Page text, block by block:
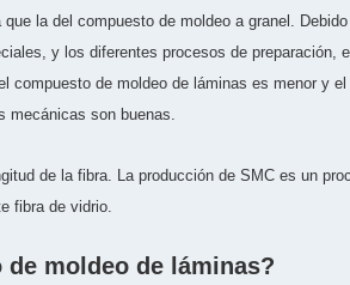
la del compuesto de moldeo a granel.
y los diferentes procesos de
compuesto de moldeo de láminas es menor y
mecánicas son buenas.
de la fibra. La producción de SMC es un
fibra de vidrio.
moldeo de láminas?